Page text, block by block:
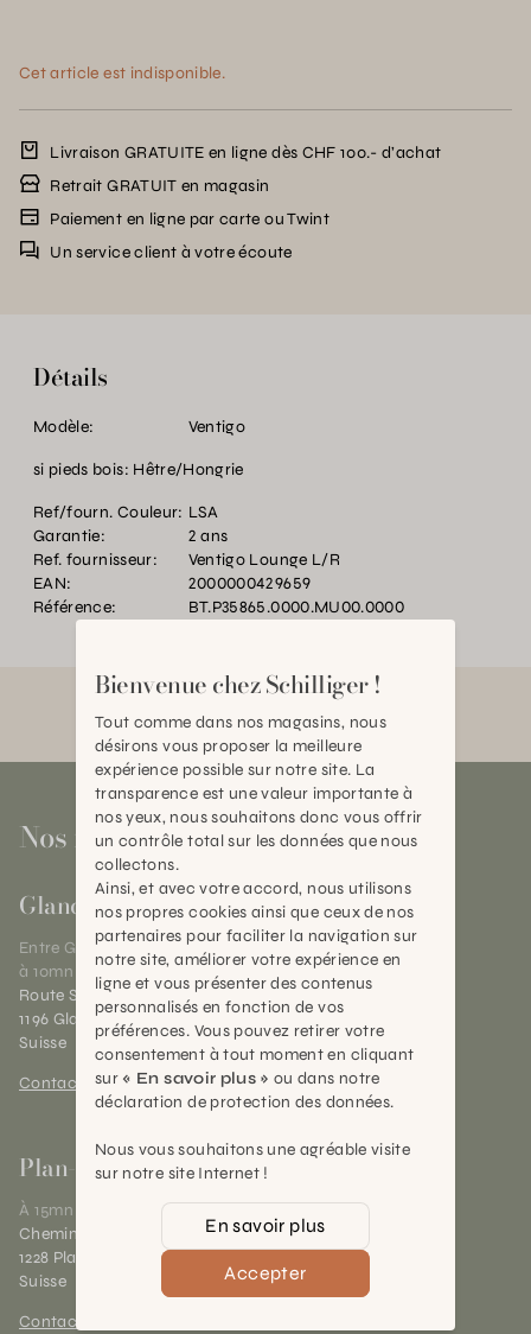
Cet article est indisponible.
Livraison GRATUITE en ligne dès CHF 100.- d’achat
Retrait GRATUIT en magasin
Paiement en ligne par carte ou Twint
Un service client à votre écoute
Détails
Modèle: Ventigo
si pieds bois: Hêtre/Hongrie
Ref/fourn. Couleur: LSA
Garantie:
2 ans
Ref. fournisseur:
Ventigo Lounge L/R
EAN:
2000000429659
Référence:
BT.P35865.0000.MU00.0000
Nos magasins
Gland
Entre Genève et Lausanne,
à 10mn de Nyon
Route Suisse 40
1196 Gland (VD)
Suisse
Contact et horaires
Plan-les-Ouates
À 15mn du centre de Genève
Chemin des Charrotons 25
1228 Plan-les-Ouates (GE)
Suisse
Contact et horaires
Bienvenue chez Schilliger !
Tout comme dans nos magasins, nous
désirons vous proposer la meilleure
expérience possible sur notre site. La
transparence est une valeur importante à
nos yeux, nous souhaitons donc vous offrir
un contrôle total sur les données que nous
collectons.
Ainsi, et avec votre accord, nous utilisons
nos propres cookies ainsi que ceux de nos
partenaires pour faciliter la navigation sur
notre site, améliorer votre expérience en
ligne et vous présenter des contenus
personnalisés en fonction de vos
préférences. Vous pouvez retirer votre
consentement à tout moment en cliquant
sur « En savoir plus » ou dans notre
déclaration de protection des données.
Nous vous souhaitons une agréable visite
sur notre site Internet !
En savoir plus
Accepter